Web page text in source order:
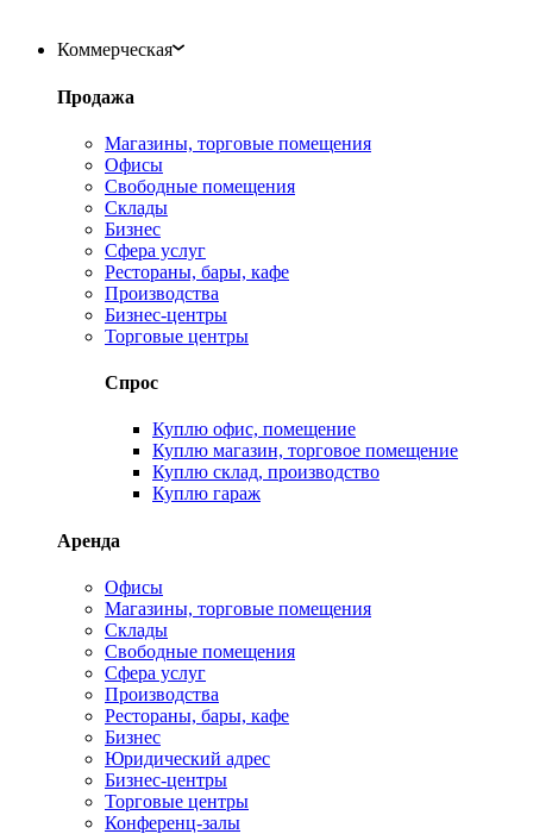
Коммерческая
Продажа
Магазины, торговые помещения
Офисы
Свободные помещения
Склады
Бизнес
Сфера услуг
Рестораны, бары, кафе
Производства
Бизнес-центры
Торговые центры
Спрос
Куплю офис, помещение
Куплю магазин, торговое помещение
Куплю склад, производство
Куплю гараж
Аренда
Офисы
Магазины, торговые помещения
Склады
Свободные помещения
Сфера услуг
Производства
Рестораны, бары, кафе
Бизнес
Юридический адрес
Бизнес-центры
Торговые центры
Конференц-залы